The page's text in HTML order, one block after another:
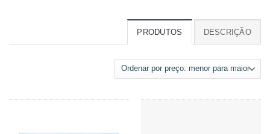
PRODUTOS DESCRIÇÃO